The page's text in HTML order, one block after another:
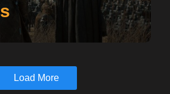
Load More